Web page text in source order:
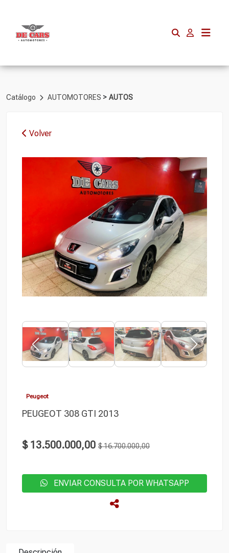
Catálogo AUTOMOTORES > AUTOS
Volver
Peugeot
PEUGEOT 308 GTI 2013
$ 13.500.000,00 $ 16.700.000,00
ENVIAR CONSULTA POR WHATSAPP